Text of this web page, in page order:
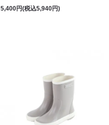
5,400円(税込5,940円)